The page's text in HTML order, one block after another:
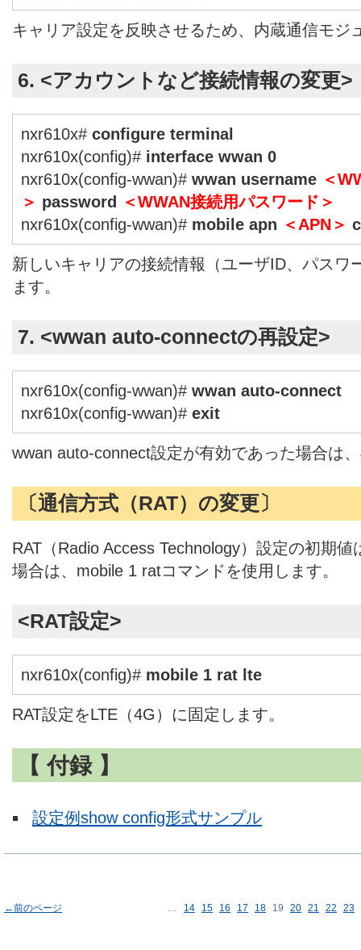
キャリア設定を反映させるため、内蔵通信モジ
6. <アカウントなど接続情報の変更>
nxr610x# configure terminal
nxr610x(config)# interface wwan 0
nxr610x(config-wwan)# wwan username ＜
＞ password ＜WWAN接続用パスワード＞
nxr610x(config-wwan)# mobile apn ＜APN＞
新しいキャリアの接続情報（ユーザID、パスワ
ます。
7. <wwan auto-connectの再設定>
nxr610x(config-wwan)# wwan auto-connect
nxr610x(config-wwan)# exit
wwan auto-connect設定が有効であった場合は
〔通信方式（RAT）の変更〕
RAT（Radio Access Technology）設定の初期
場合は、mobile 1 ratコマンドを使用します。
<RAT設定>
nxr610x(config)# mobile 1 rat lte
RAT設定をLTE（4G）に固定します。
【 付録 】
設定例show config形式サンプル
←前のページ … 14 15 16 17 18 19 20 21 22 23